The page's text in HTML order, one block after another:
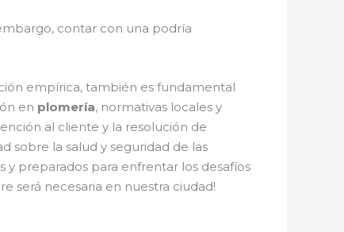
contar con una podría
empírica, también es fundamental
en plomería, normativas locales y
al cliente y la resolución de
sobre la salud y seguridad de las
y preparados para enfrentar los desafíos
será necesaria en nuestra ciudad!